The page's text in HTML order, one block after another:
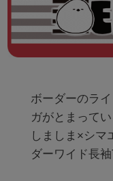
ボーダーのラ
ガがとまって
しましま×シマ
ダーワイド長